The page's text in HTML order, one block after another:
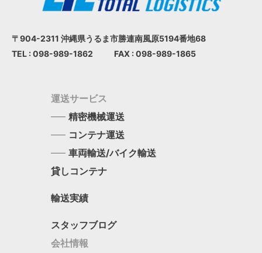
〒904-2311 沖縄県うるま市勝連南風原5194番地68
TEL : 098-989-1862
FAX : 098-989-1865
運送サービス
精密機械運送
コンテナ運送
車両輸送/バイク輸送
貸しコンテナ
輸送実績
スタッフブログ
会社情報